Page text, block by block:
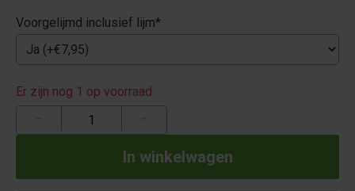
Voorgelijmd inclusief lijm*
Er zijn nog 1 op voorraad